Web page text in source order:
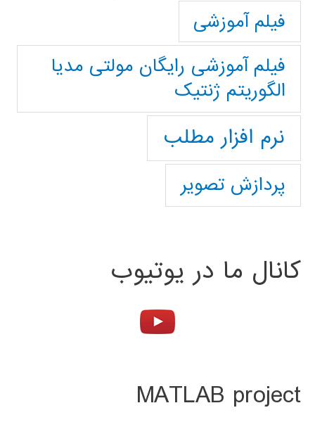
فیلم آموزشی
فیلم آموزشی رایگان مولتی مدیا
الگوریتم ژنتیک
نرم افزار مطلب
پردازش تصویر
کانال ما در یوتیوب
MATLAB project